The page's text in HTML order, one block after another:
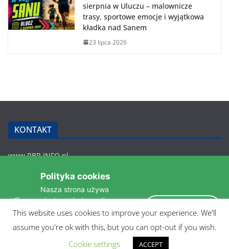
sierpnia w Uluczu – malownicze
trasy, sportowe emocje i wyjątkowa
kładka nad Sanem
23 lipca 2026
KONTAKT
www.RBR.INFO.pl
36-200 Brzozów
rbr.info.pl@gmail.com
POLITYKA PRYWATNOŚCI
This website uses cookies to improve your experience. We'll
assume you're ok with this, but you can opt-out if you wish.
Cookie settings
ACCEPT
Polityka cookies
Nasza strona używa
ciasteczek do analizy
statystyk i zapewnienia
pomiędzi wizytami.
Czytaj więcej »
Akceptuję